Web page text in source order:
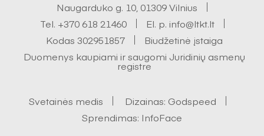
Naugarduko g. 10, 01309 Vilnius
Tel. +370 618 21460 El. p. info@ltkt.lt
Kodas 302951857
Biudžetinė įstaiga
Duomenys kaupiami ir saugomi Juridinių asmenų
registre
Svetainės medis Dizainas: Godspeed
Sprendimas: InfoFace